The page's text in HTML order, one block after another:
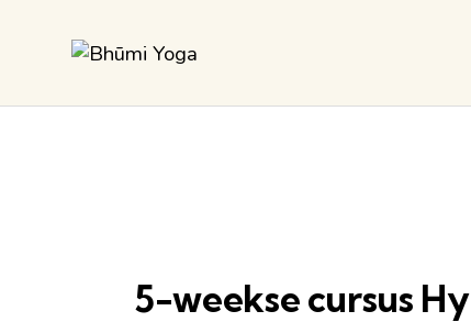
5-weekse cursus